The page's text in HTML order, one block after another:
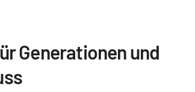
Generationen und